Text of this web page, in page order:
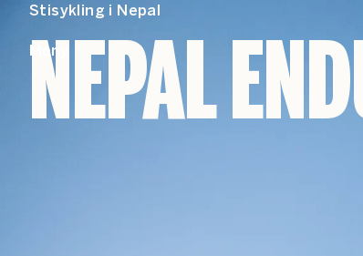
Meny
Stisykling i Nepal
NEPAL